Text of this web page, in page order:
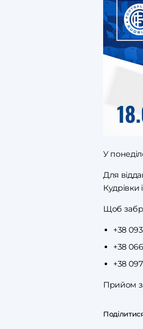
У
Для
Кудрівки
Щоб
+38
+38
+38 097
Прийом